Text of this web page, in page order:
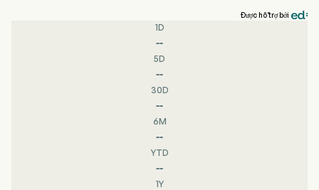
Được hỗ trợ bởi
1D
--
5D
--
30D
--
6M
--
YTD
--
1Y